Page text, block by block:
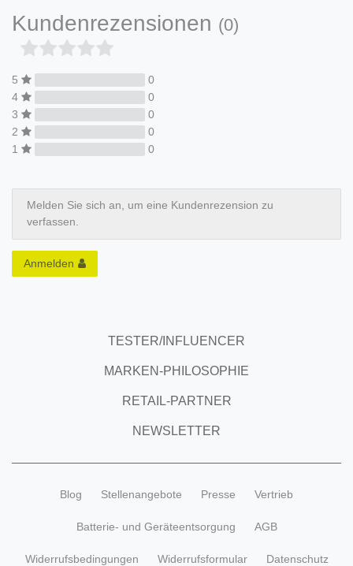
Kundenrezensionen (0)
5
0
4
0
3
0
2
0
1
0
Melden Sie sich an, um eine Kundenrezension zu
verfassen.
Anmelden
TESTER/INFLUENCER
MARKEN-PHILOSOPHIE
RETAIL-PARTNER
NEWSLETTER
Blog Stellenangebote Presse Vertrieb
Batterie- und Geräteentsorgung AGB
Widerrufsbedingungen Widerrufsformular Datenschutz